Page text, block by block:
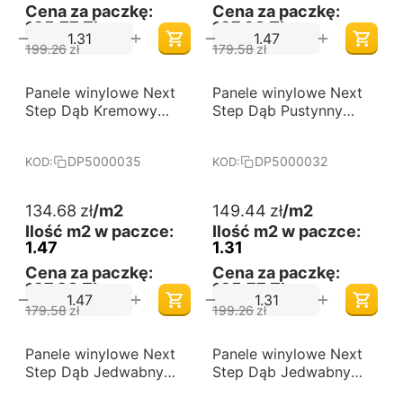
Cena za paczkę:
195,77 Zł
199.26 zł
+
−
Cena za paczkę:
197,98 Zł
179.58zł
+
−
-25%
Darmowa dostawa
od 60 m2
Panele winylowe Next
Step Dąb Kremowy
KOD: DP5000035
134.68 zł/m2
Ilość m2 w paczce:
1.47
Cena za paczkę:
197,98 Zł
179.58zł
+
−
-25%
Darmowa dostawa
od 60 m2
Panele winylowe Next
Step Dąb Pustynny
KOD: DP5000032
149.44 zł/m2
Ilość m2 w paczce:
1.31
Cena za paczkę:
195,77 Zł
199.26 zł
+
−
-25%
Darmowa dostawa
od 60 m2
Panele winylowe Next
Step Dąb Jedwabny
-25%
Darmowa dostawa
od 60 m2
Panele winylowe Next
Step Dąb Jedwabny